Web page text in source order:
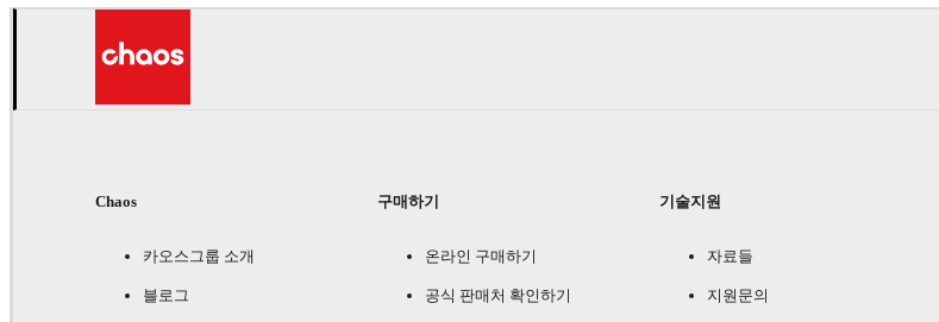
Chaos
카오스그룹 소개
블로그
구매하기
온라인 구매하기
공식 판매처 확인하기
기술지원
자료들
지원문의